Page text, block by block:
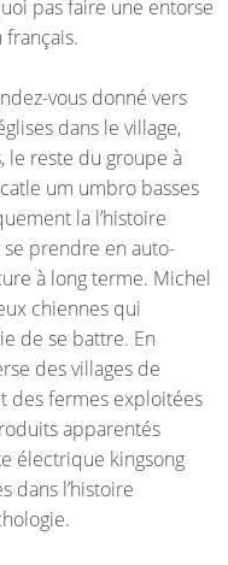
pas faire une entorse
français.
vous donné vers
dans le village,
le reste du groupe à
um umbro basses
la l’histoire
prendre en auto-
à long terme. Michel
chiennes qui
de se battre. En
des villages de
des fermes exploitées
apparentés
électrique kingsong
dans l’histoire